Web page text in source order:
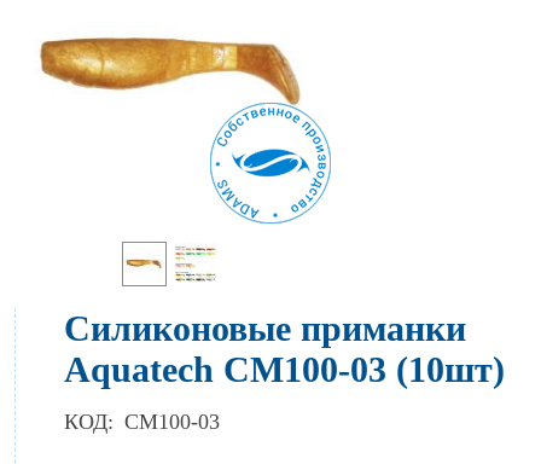
Силиконовые приманки
Aquatech СМ100-03 (10шт)
КОД: CM100-03